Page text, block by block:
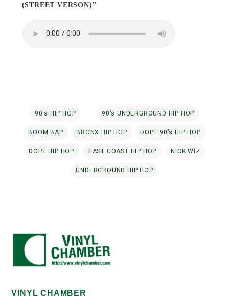
(STREET VERSON)”
90's HIP HOP 90's UNDERGROUND HIP HOP
BOOM BAP BRONX HIP HOP DOPE 90's HIP HOP
DOPE HIP HOP EAST COAST HIP HOP NICK WIZ
UNDERGROUND HIP HOP
VINYL CHAMBER